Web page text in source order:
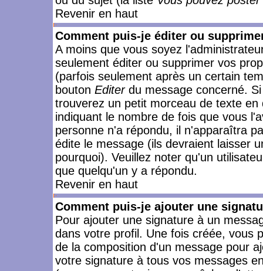
Revenir en haut
Comment puis-je éditer ou
A moins que vous soyez
seulement éditer ou supprimer vos
(parfois seulement après un certain
bouton Editerdu message concerné.
trouverez un petit morceau de texte
indiquant le nombre de fois que vous
personne n'a répondu, il n'apparaîtra
édite le message (ils devraient laisser
pourquoi). Veuillez noter qu'un
que quelqu'un y a répondu.
Revenir en haut
Comment puis-je ajouter une
Pour ajouter une signature à un
dans votre profil. Une fois créée, vous
de la composition d'un message pour
votre signature à tous vos messages